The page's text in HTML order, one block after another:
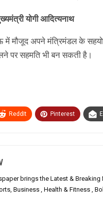
योगी आदित्यनाथ
मौजूद अपने मंत्रिमंडल के
पर सहमति भी बन सकती है।
ReddIt Pinterest
brings the Latest &
Business , Health & Fitness ,